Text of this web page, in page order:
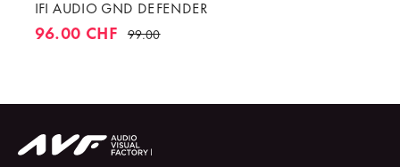
IFI AUDIO GND DEFENDER
96.00 CHF 99.00